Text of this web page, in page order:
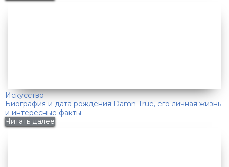
Искусство
Биография и дата рождения Damn True, его личная жизнь
и интересные факты
Читать далее